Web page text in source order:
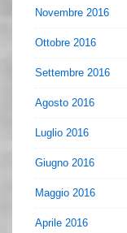
Novembre 2016
Ottobre 2016
Settembre 2016
Agosto 2016
Luglio 2016
Giugno 2016
Maggio 2016
Aprile 2016